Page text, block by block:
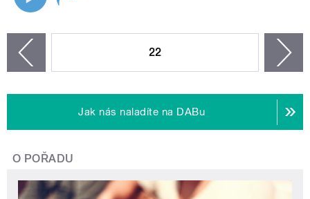
22
Jak nás naladíte na DABu
O POŘADU